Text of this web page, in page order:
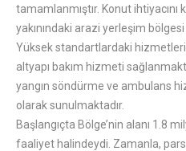
tamamlanmıştır. Konut ihtiyacını
yakınındaki arazi yerleşim bölgesi
Yüksek standartlardaki
altyapı bakım hizmeti
yangın söndürme ve ambulans
olarak sunulmaktadır.
Başlangıçta Bölge’nin alanı 1.8
faaliyet halindeydi. Zamanla,